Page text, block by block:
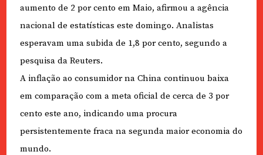
aumento de 2 por cento em Maio, afirmou a agência
nacional de estatísticas este domingo. Analistas
esperavam uma subida de 1,8 por cento, segundo a
pesquisa da Reuters.
A inflação ao consumidor na China continuou baixa
em comparação com a meta oficial de cerca de 3 por
cento este ano, indicando uma procura
persistentemente fraca na segunda maior economia do
mundo.